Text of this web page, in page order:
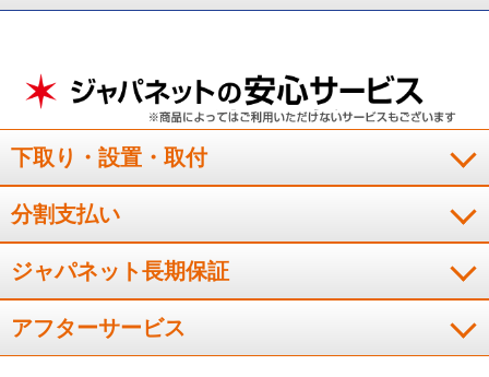
画面も大きくなり、音も良く大満足です。今まではコ－ドで繋
いで、Ｎｅｔｆｌｉｘ、Ａｍａｚｏｎプライム、ＹｏｕＴｕｂ
ｅ等見ていたのが、テレビのリモコンで操作してシンプルに見
られるので快適です。
O.R様）
期待通りの美しさ！
下取り・設置・取付
分割支払い
ジャパネット長期保証
アフターサービス